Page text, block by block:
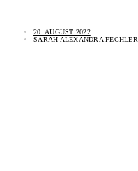
20. AUGUST 2022
SARAH ALEXANDRA FECHLER